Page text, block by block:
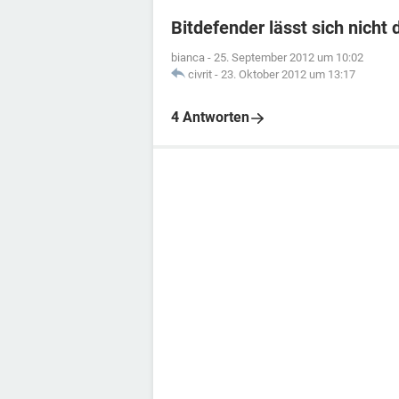
Bitdefender lässt sich nicht
bianca - 25. September 2012 um 10:02
civrit - 23. Oktober 2012 um 13:17
4 Antworten